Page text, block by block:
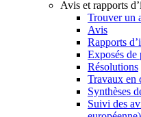
Avis et rapports
Trouver un
Avis
Rapports
Exposés de
Résolutions
Travaux en
Synthèses
Suivi des